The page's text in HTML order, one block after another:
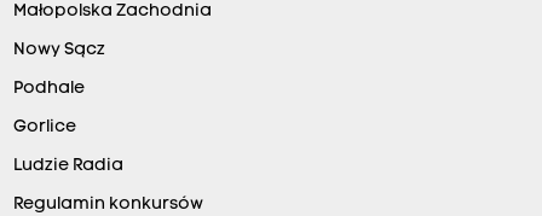
Małopolska Zachodnia
Nowy Sącz
Podhale
Gorlice
Ludzie Radia
Regulamin konkursów